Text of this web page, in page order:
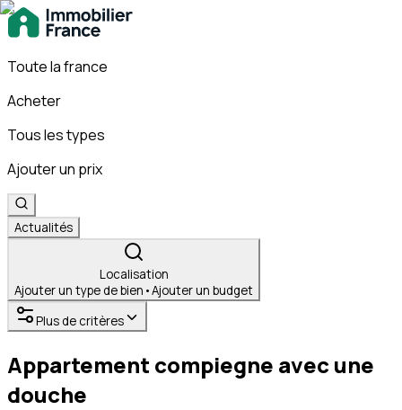
Toute la france
Acheter
Tous les types
Ajouter un prix
Actualités
Localisation
Ajouter un type de bien •Ajouter un budget
Plus de critères
Appartement compiegne avec une
douche